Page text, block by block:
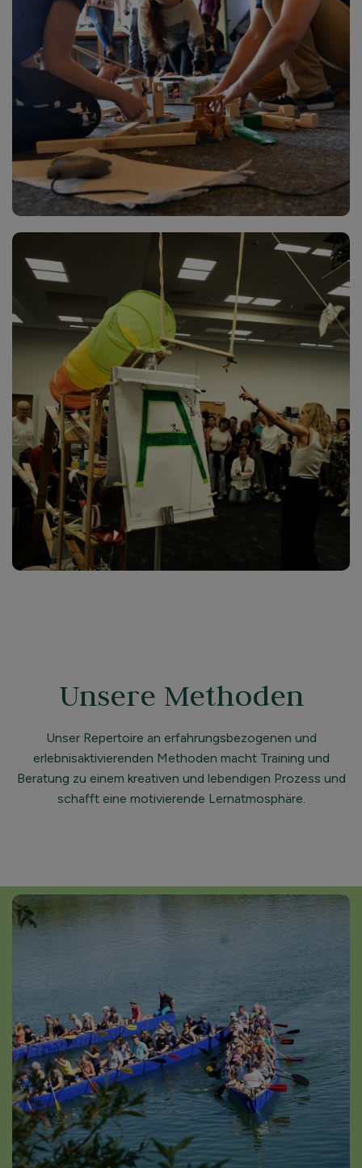
Unsere Methoden
Unser Repertoire an erfahrungsbezogenen und
erlebnisaktivierenden Methoden macht Training und
Beratung zu einem kreativen und lebendigen Prozess und
schafft eine motivierende Lernatmosphäre.